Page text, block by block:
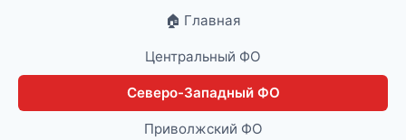
🏠 Главная
Центральный ФО
Северо-Западный ФО
Приволжский ФО